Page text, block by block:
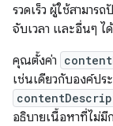
รวดเร็ว ผู้ใช้สามาร
จับเวลา และอื่นๆ ได้
คุณตั้งค่า
เช่นเดียวกับองค์ปร
อธิบายเนื้อหาที่ไม่มี